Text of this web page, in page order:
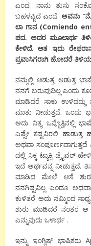
ಎಂದ. ನಾನು ತುಸು
ಬಹಳಷ್ಟಿದೆ ಎಂದೆ. ಅವನು“
ಲಾ ಗಾನ(Comiendo
ಪದ.ಅದರ ಮೂಲಾರ್ಥ
ಕೇಳಿದೆ.ಆತ ಇದು
ಪ್ರವಾಸಿಗರಾಗಿ ಹೋದರೆ
ನಮ್ಮಲ್ಲಿ ಆಡುತ್ತ ಆಡುತ್ತ
ನನಗೆ ಬರುವುದಿಲ್ಲ ಎಂದು
ಮಾಡಿದರೆ ಸಾಕು ಉಳಿದದ್ದು
ಮಾತು ನೀಡುತ್ತದೆ. ಒಂದು
ಅದು ನಿತ್ಯ
ಎಷ್ಟೇ ಕಷ್ಟವಿರಲಿ
ಅಥವಾ
ದಲ್ಲಿ ಸಿಕ್ಕ ಟ್ಯಾಕ್ಸಿ ಡ್ರೈವರ್
ಇದೆ ಅರ್ಥವನ್ನ ನೀಡುತ್ತದೆ.
ಮಾಡಿದ ಮೇಲೆ ಆಸೆ
ನನಗಿಷ್ಟವಿಲ್ಲ ಎಂದೂ
ಕುಳಿತರೆ ಅದು ನಮ್ಮಿಂದ
ಶುರು ಮಾಡಿದರೆ ನಂತರ ಆ
ಎನ್ನುವುದು ಒಳಾರ್ಥ .
ಇನ್ನು ಇಂಗ್ಲಿಷ್ ಭಾಷಿಕರು